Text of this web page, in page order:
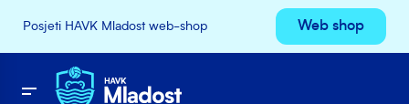
Posjeti HAVK Mladost web-shop Web shop